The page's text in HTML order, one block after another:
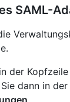
SAML-
der
dann in